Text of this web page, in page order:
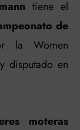
tiene el
de
la Women
disputado en
moteras